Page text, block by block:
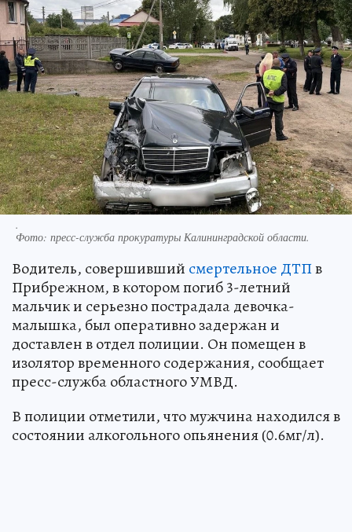
.
Фото: пресс-служба прокуратуры Калининградской области.
Водитель, совершивший смертельное ДТПв
Прибрежном, в котором погиб 3-летний
мальчик и серьезно пострадала девочка-
малышка, был оперативно задержан и
доставлен в отдел полиции. Он помещен в
изолятор временного содержания, сообщает
пресс-служба областного УМВД.
В полиции отметили, что мужчина находился в
состоянии алкогольного опьянения (0.6мг/л).